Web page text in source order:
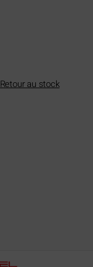
Retour au stock